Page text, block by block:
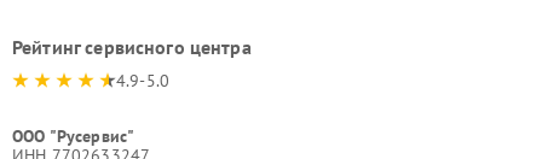
Рейтинг сервисного центра
4.9-5.0
ООО "Русервис"